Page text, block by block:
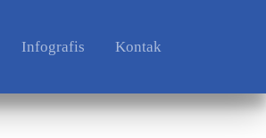
Infografis Kontak